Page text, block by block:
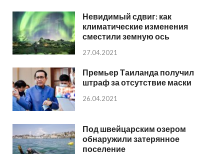
Невидимый сдвиг: как
климатические изменения
сместили земную ось
27.04.2021
Премьер Таиланда получил
штраф за отсутствие маски
26.04.2021
Под швейцарским озером
обнаружили затерянное
поселение